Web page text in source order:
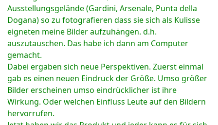
Ausstellungsgelände (Gardini, Arsenale, Punta della
Dogana) so zu fotografieren dass sie sich als Kulisse
eigneten meine Bilder aufzuhängen. d.h.
auszutauschen. Das habe ich dann am Computer
gemacht.
Dabei ergaben sich neue Perspektiven. Zuerst einmal
gab es einen neuen Eindruck der Größe. Umso größer
Bilder erscheinen umso eindrücklicher ist ihre
Wirkung. Oder welchen Einfluss Leute auf den Bildern
hervorrufen.